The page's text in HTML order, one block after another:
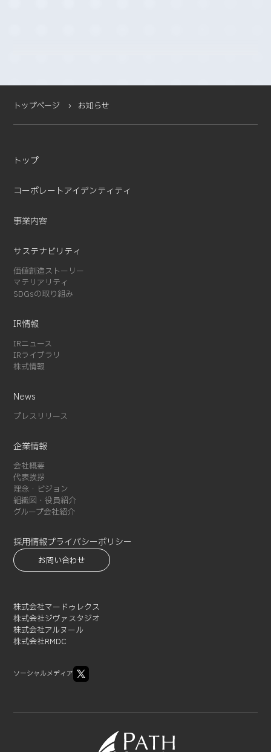
2025-06 (2)
2025-05 (1)
2025-04 (11)
2025-02 (3)
2024-12 (4)
2024-10 (7)
2024-07 (1)
2024-03 (2)
2024-02 (3)
2024-01 (1)
2023-12 (2)
2023-07 (2)
2023-06 (2)
2023-01 (1)
2022-11 (4)
2022-04 (1)
2022-01 (1)
2021-12 (1)
2021-10 (3)
2021-09 (1)
2021-07 (3)
2021-06 (1)
2021-03 (2)
2021-02 (1)
トップページ お知らせ
トップ
コーポレートアイデンティティ
事業内容
サステナビリティ
価値創造ストーリー
マテリアリティ
SDGsの取り組み
IR情報
IRニュース
IRライブラリ
株式情報
News
プレスリリース
企業情報
会社概要
代表挨拶
理念・ビジョン
組織図・役員紹介
グループ会社紹介
採用情報プライバシーポリシー
お問い合わせ
株式会社マードゥレクス
株式会社ジヴァスタジオ
株式会社アルヌール
株式会社RMDC
ソーシャルメディア